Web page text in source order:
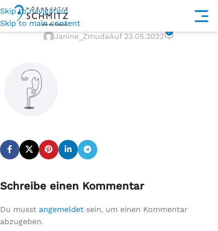
Skip to navigation
Skip to main contenthome-accents
Janine_ZmudaAuf 23.05.2022 0
Schreibe einen Kommentar
Du musst angemeldet sein, um einen Kommentar
abzugeben.